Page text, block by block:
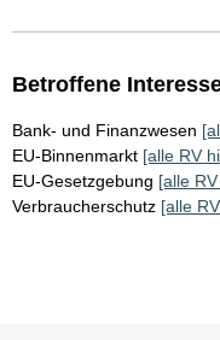
Betroffene
Bank- und Finanzwesen
EU-Binnenmarkt [alle RV
EU-Gesetzgebung [alle
Verbraucherschutz [alle